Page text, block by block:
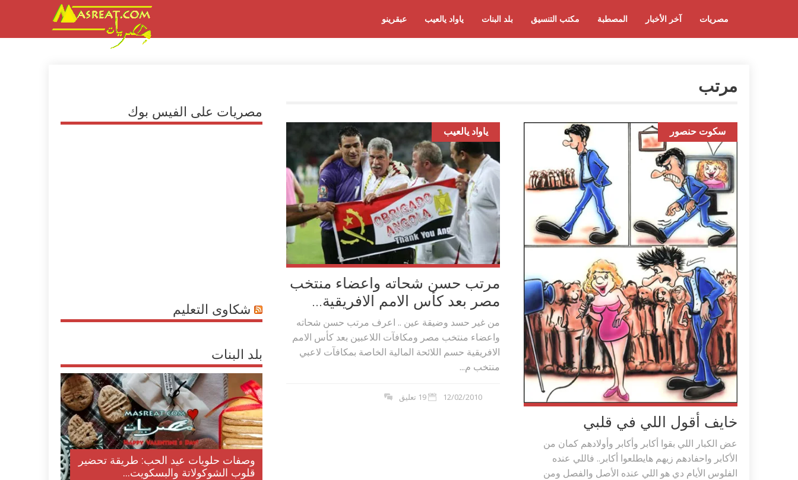
عبقرينو ياواد يالعيب بلد البنات مكتب التنسيق المصطبة آخر الأخبار مصريات
مرتب
ياواد يالعيب
مرتب حسن شحاته واعضاء منتخب
مصر بعد كأس الامم الافريقية...
من غير حسد وضيقة عين .. اعرف مرتب حسن شحاته
واعضاء منتخب مصر ومكافآت اللاعبين بعد كأس الامم
الافريقية حسم اللائحة المالية الخاصة بمكافآت لاعبي
منتخب م...
12/02/2010 19 تعليق
سكوت حنصور
خايف أقول اللي في قلبي
عض الكبار اللي بقوا أكابر وأكابر وأولادهم كمان من
الأكابر واحفادهم زيهم هايطلعوا أكابر.. فاللي عنده
الفلوس الأيام دي هو اللي عنده الأصل والفصل ومن
مصريات على الفيس بوك
شكاوى التعليم
بلد البنات
وصفات حلويات عيد الحب: طريقة تحضير
قلوب الشوكولاتة والبسكويت...
طريقة تحضير حلاوة المولد النبوي مع
وصفات بالفيديو والصور...
اكلات عيد الاضحى 2023 وصفات طبخ